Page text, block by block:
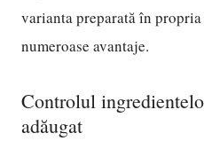
varianta preparată în
numeroase avantaje.
Controlul
adăugat